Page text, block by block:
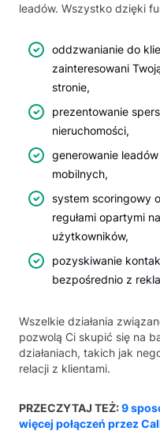
leadów. Wszystko dzięki
oddzwanianie do
zainteresowani
stronie,
prezentowanie
nieruchomości,
generowanie
mobilnych,
system scoringowy
regułami opartymi
użytkowników,
pozyskiwanie
bezpośrednio z
Wszelkie działania
pozwolą Ci skupić się na
działaniach, takich jak
relacji z klientami.
PRZECZYTAJ TEŻ:9
więcej połączeń przez